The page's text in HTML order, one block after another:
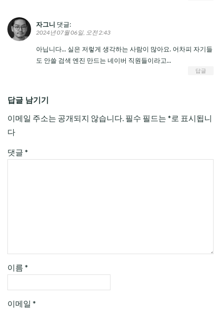
자그니 댓글:
2024년 07월 06일, 오전 2:43
아닙니다... 실은 저렇게 생각하는 사람이 많아요. 어차피 자기들
도 안쓸 검색 엔진 만드는 네이버 직원들이라고...
답글
답글 남기기
이메일 주소는 공개되지 않습니다. 필수 필드는 * 로 표시됩니
다
댓글 *
이름 *
이메일 *